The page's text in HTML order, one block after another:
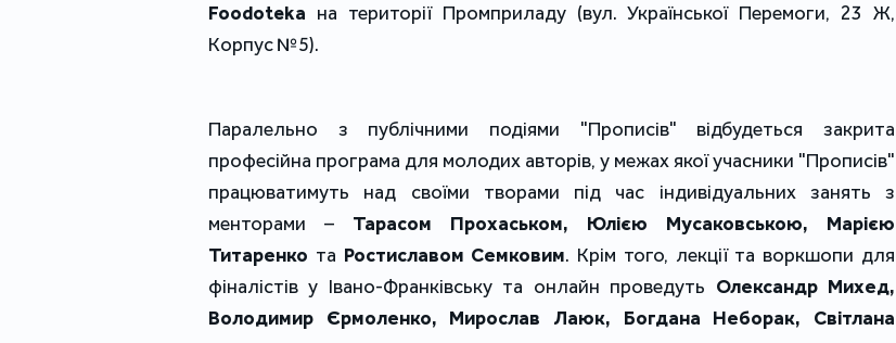
Foodoteka на території Промприладу (вул. Української Перемоги, 23 Ж,
Корпус №5).
Паралельно з публічними подіями "Прописів" відбудеться закрита
професійна програма для молодих авторів, у межах якої учасники "Прописів"
працюватимуть над своїми творами під час індивідуальних занять з
менторами – Тарасом Прохаськом, Юлією Мусаковською, Марією
Титаренко та Ростиславом Семковим. Крім того, лекції та воркшопи для
фіналістів у Івано-Франківську та онлайн проведуть Олександр Михед,
Володимир Єрмоленко, Мирослав Лаюк, Богдана Неборак, Світлана